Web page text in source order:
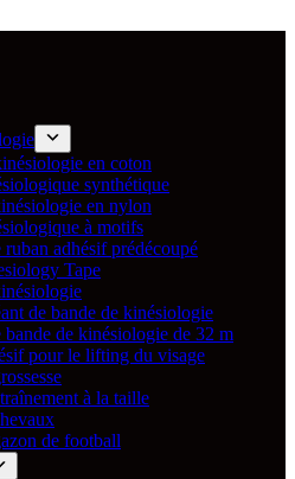
en coton
synthétique
en nylon
à motifs
ruban adhésif prédécoupé
Tape
de bande de kinésiologie
bande de kinésiologie de 32 m
pour le lifting du visage
à la taille
de football